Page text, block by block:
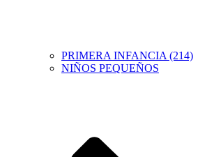
PRIMERA INFANCIA (214)
NIÑOS PEQUEÑOS